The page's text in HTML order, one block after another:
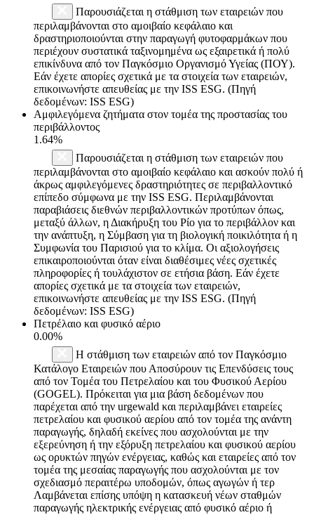
Παρουσιάζεται η στάθμιση των εταιρειών που
περιλαμβάνονται στο αμοιβαίο κεφάλαιο και
δραστηριοποιούνται στην παραγωγή φυτοφαρμάκων που
περιέχουν συστατικά ταξινομημένα ως εξαιρετικά ή πολύ
επικίνδυνα από τον Παγκόσμιο Οργανισμό Υγείας (ΠΟΥ).
Εάν έχετε απορίες σχετικά με τα στοιχεία των εταιρειών,
επικοινωνήστε απευθείας με την ISS ESG. (Πηγή
δεδομένων: ISS ESG)
Αμφιλεγόμενα ζητήματα στον τομέα της προστασίας του
περιβάλλοντος
1.64%
Παρουσιάζεται η στάθμιση των εταιρειών που
περιλαμβάνονται στο αμοιβαίο κεφάλαιο και ασκούν πολύ ή
άκρως αμφιλεγόμενες δραστηριότητες σε περιβαλλοντικό
επίπεδο σύμφωνα με την ISS ESG. Περιλαμβάνονται
παραβιάσεις διεθνών περιβαλλοντικών προτύπων όπως,
μεταξύ άλλων, η Διακήρυξη του Ρίο για το περιβάλλον και
την ανάπτυξη, η Σύμβαση για τη βιολογική ποικιλότητα ή η
Συμφωνία του Παρισιού για το κλίμα. Οι αξιολογήσεις
επικαιροποιούνται όταν είναι διαθέσιμες νέες σχετικές
πληροφορίες ή τουλάχιστον σε ετήσια βάση. Εάν έχετε
απορίες σχετικά με τα στοιχεία των εταιρειών,
επικοινωνήστε απευθείας με την ISS ESG. (Πηγή
δεδομένων: ISS ESG)
Πετρέλαιο και φυσικό αέριο
0.00%
Η στάθμιση των εταιρειών από τον Παγκόσμιο
Κατάλογο Εταιρειών που Αποσύρουν τις Επενδύσεις τους
από τον Τομέα του Πετρελαίου και του Φυσικού Αερίου
(GOGEL). Πρόκειται για μια βάση δεδομένων που
παρέχεται από την urgewald και περιλαμβάνει εταιρείες
πετρελαίου και φυσικού αερίου από τον τομέα της ανάντη
παραγωγής, δηλαδή εκείνες που ασχολούνται με την
εξερεύνηση ή την εξόρυξη πετρελαίου και φυσικού αερίου
ως ορυκτών πηγών ενέργειας, καθώς και εταιρείες από τον
τομέα της μεσαίας παραγωγής που ασχολούνται με τον
σχεδιασμό περαιτέρω υποδομών, όπως αγωγών ή τερ
Λαμβάνεται επίσης υπόψη η κατασκευή νέων σταθμών
παραγωγής ηλεκτρικής ενέργειας από φυσικό αέριο ή